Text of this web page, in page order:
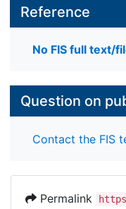
Reference
No FIS full text/
Question on
Contact the FIS
Permalink